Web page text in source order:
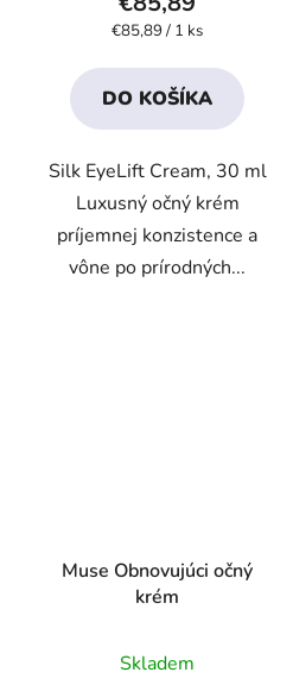
je
z
Jednotková
€85,89 / 1 ks
DO KOŠÍKA
Silk EyeLift Cream, 30 ml
Luxusný očný krém
príjemnej konzistence a
vône po prírodných...
Muse Obnovujúci očný
krém
hodnotenie
Skladem